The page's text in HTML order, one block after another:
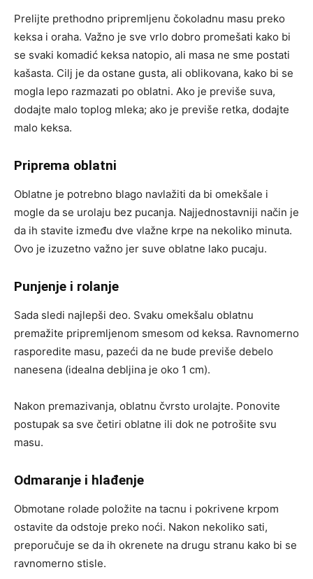
Prelijte prethodno pripremljenu čokoladnu masu preko
keksa i oraha. Važno je sve vrlo dobro promešati kako bi
se svaki komadić keksa natopio, ali masa ne sme postati
kašasta. Cilj je da ostane gusta, ali oblikovana, kako bi se
mogla lepo razmazati po oblatni. Ako je previše suva,
dodajte malo toplog mleka; ako je previše retka, dodajte
malo keksa.
Priprema oblatni
Oblatne je potrebno blago navlažiti da bi omekšale i
mogle da se urolaju bez pucanja. Najjednostavniji način je
da ih stavite između dve vlažne krpe na nekoliko minuta.
Ovo je izuzetno važno jer suve oblatne lako pucaju.
Punjenje i rolanje
Sada sledi najlepši deo. Svaku omekšalu oblatnu
premažite pripremljenom smesom od keksa. Ravnomerno
rasporedite masu, pazeći da ne bude previše debelo
nanesena (idealna debljina je oko 1 cm).
Nakon premazivanja, oblatnu čvrsto urolajte. Ponovite
postupak sa sve četiri oblatne ili dok ne potrošite svu
masu.
Odmaranje i hlađenje
Obmotane rolade položite na tacnu i pokrivene krpom
ostavite da odstoje preko noći. Nakon nekoliko sati,
preporučuje se da ih okrenete na drugu stranu kako bi se
ravnomerno stisle.